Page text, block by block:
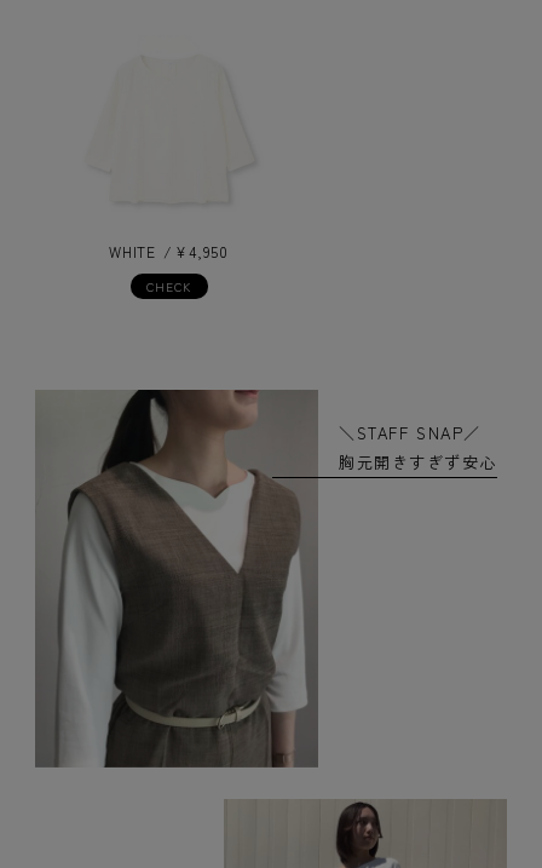
WHITE ¥4,950
CHECK
＼STAFF SNAP／
胸元開きすぎず安心